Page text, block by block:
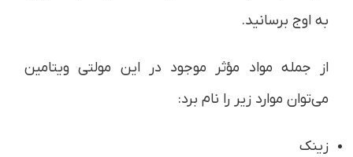
به اوج برسانید.
از جمله مواد مؤثر موجود در این مولتی ویتامین
می‌توان موارد زیر را نام برد:
زینک